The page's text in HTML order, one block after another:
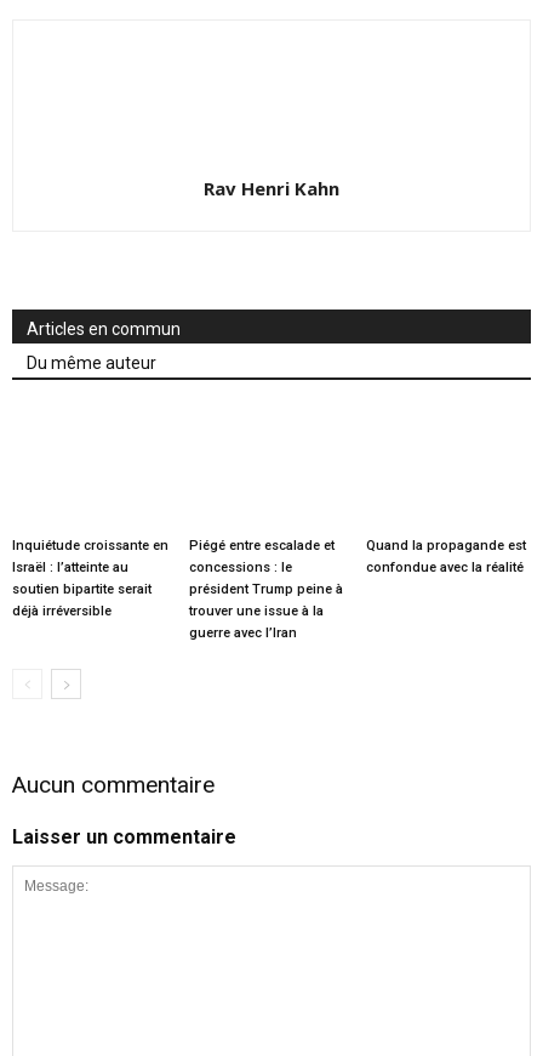
Rav Henri Kahn
Articles en commun
Du même auteur
Inquiétude croissante en
Israël : l’atteinte au
soutien bipartite serait
déjà irréversible
Piégé entre escalade et
concessions : le
président Trump peine à
trouver une issue à la
guerre avec l’Iran
Quand la propagande est
confondue avec la réalité
Aucun commentaire
Laisser un commentaire